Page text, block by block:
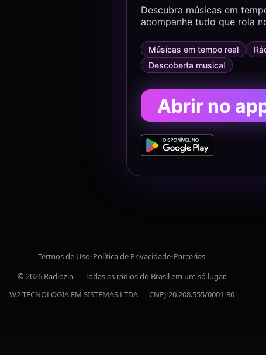
Descubra músicas em
acompanhe tudo que rola
Músicas em tempo real
Descoberta musical
Abrir no
Termos de Uso•Política de Privacidade•Parcerias
© 2026 Radiozin — Todas as rádios do Brasil em um só lugar.
W2 TECNOLOGIA EM SISTEMAS LTDA — CNPJ 20.208.555/0001-30